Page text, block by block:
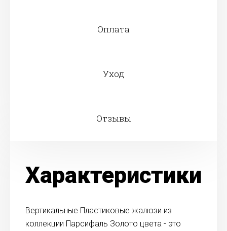
Оплата
Уход
Отзывы
Характеристики
Вертикальные Пластиковые жалюзи из
коллекции Парсифаль Золото цвета - это